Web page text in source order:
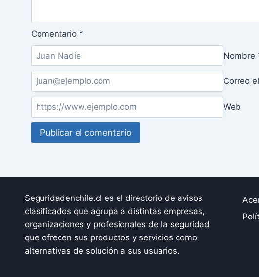
Comentario *
Nombre
Correo
Web
Seguridadenchile.cl es el directorio de avisos
clasificados que agrupa a distintas empresas,
organizaciones y profesionales de la seguridad
que ofrecen sus productos y servicios como
alternativas de solución a sus usuarios.